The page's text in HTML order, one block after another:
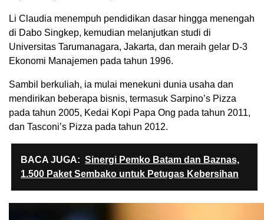
Li Claudia menempuh pendidikan dasar hingga menengah
di Dabo Singkep, kemudian melanjutkan studi di
Universitas Tarumanagara, Jakarta, dan meraih gelar D-3
Ekonomi Manajemen pada tahun 1996.
Sambil berkuliah, ia mulai menekuni dunia usaha dan
mendirikan beberapa bisnis, termasuk Sarpino’s Pizza
pada tahun 2005, Kedai Kopi Papa Ong pada tahun 2011,
dan Tasconi’s Pizza pada tahun 2012.
BACA JUGA: Sinergi Pemko Batam dan Baznas,
1.500 Paket Sembako untuk Petugas Kebersihan